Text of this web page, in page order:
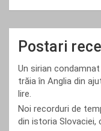
Postari
Un sirian
trăia în Anglia din
lire.
Noi recorduri de
din istoria Slovaciei,